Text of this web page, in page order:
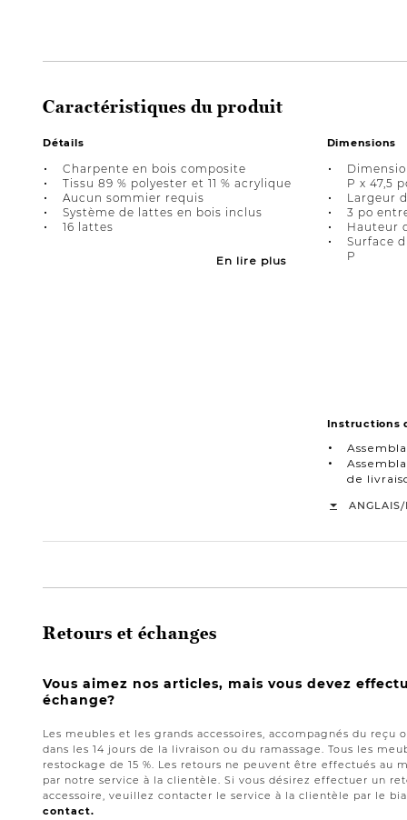
Caractéristiques du produit
Détails
Charpente en bois composite
Tissu 89 % polyester et 11 % acrylique
Aucun sommier requis
Système de lattes en bois inclus
16 lattes
En lire plus
Dimensions
P x 47,5
Largeur
3 po
Hauteur
Surface
P
Instructions
de
ANGLAIS/
Retours et échanges
Vous aimez nos articles, mais vous devez
échange?
Les meubles et les grands accessoires, accompagnés du
dans les 14 jours de la livraison ou du ramassage. Tous les
restockage de 15 %. Les retours ne peuvent être effectués au
par notre service à la clientèle. Si vous désirez effectuer un
accessoire, veuillez contacter le service à la clientèle par le
contact.